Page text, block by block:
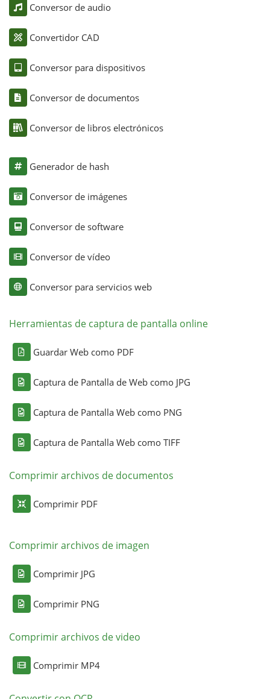
Conversor de audio
Convertidor CAD
Conversor para dispositivos
Conversor de documentos
Conversor de libros electrónicos
Generador de hash
Conversor de imágenes
Conversor de software
Conversor de vídeo
Conversor para servicios web
Herramientas de captura de pantalla online
Guardar Web como PDF
Captura de Pantalla de Web como JPG
Captura de Pantalla Web como PNG
Captura de Pantalla Web como TIFF
Comprimir archivos de documentos
Comprimir PDF
Comprimir archivos de imagen
Comprimir JPG
Comprimir PNG
Comprimir archivos de video
Comprimir MP4